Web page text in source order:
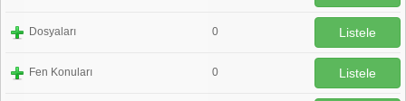
Dosyaları 0 Listele
Fen Konuları 0 Listele